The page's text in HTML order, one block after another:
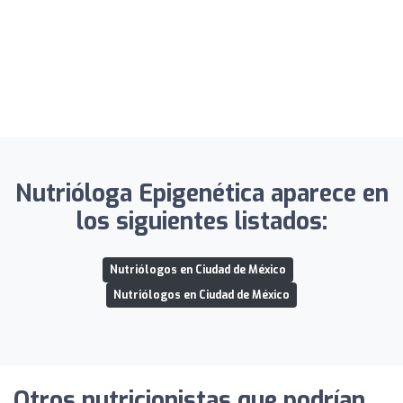
Nutrióloga Epigenética aparece en
los siguientes listados:
Nutriólogos en Ciudad de México
Nutriólogos en Ciudad de México